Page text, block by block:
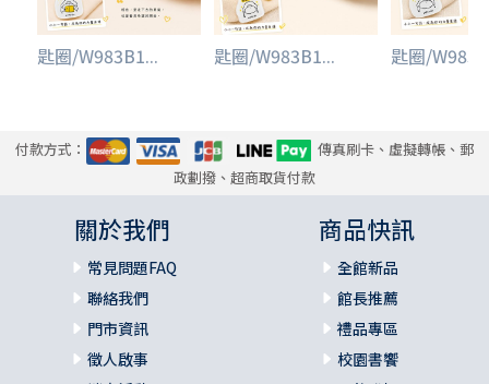
匙圈/W983B1... 匙圈/W983B1... 匙圈/
付款方式：
傳真刷卡、虛擬轉帳、郵
政劃撥、超商取貨付款
關於我們
常見問題FAQ
聯絡我們
門市資訊
徵人啟事
商品快訊
全館新品
館長推薦
禮品專區
校園書饗